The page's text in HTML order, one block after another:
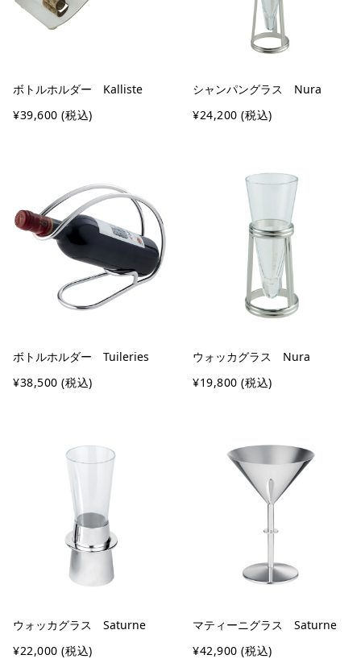
ボトルホルダー Kalliste
¥39,600 (税込)
シャンパングラス Nura
¥24,200 (税込)
ボトルホルダー Tuileries
¥38,500 (税込)
ウォッカグラス Nura
¥19,800 (税込)
ウォッカグラス Saturne
¥22,000 (税込)
マティーニグラス Saturne
¥42,900 (税込)